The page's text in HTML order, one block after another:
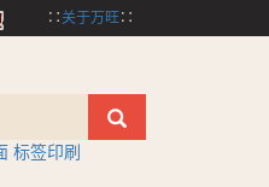
∷ 关于万旺∷
标签印刷